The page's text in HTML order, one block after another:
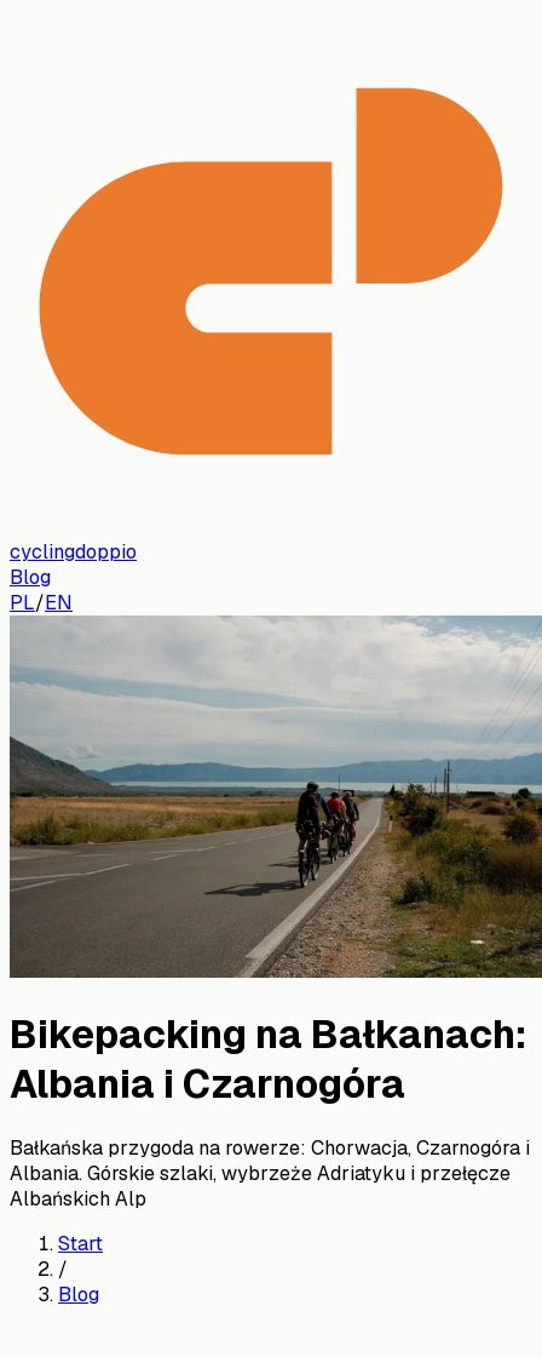
cyclingdoppio
Blog
PL/EN
Bikepacking na Bałkanach:
Albania i Czarnogóra
Bałkańska przygoda na rowerze: Chorwacja, Czarnogóra i
Albania. Górskie szlaki, wybrzeże Adriatyku i przełęcze
Albańskich Alp
Start
/
Blog